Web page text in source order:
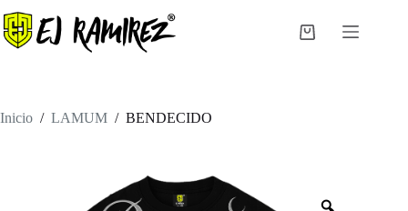
al
contenido
Carro
Inicio / LAMUM / BENDECIDO